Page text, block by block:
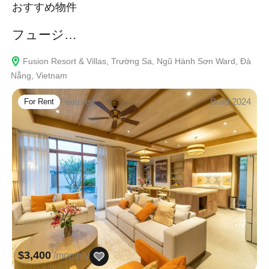
おすすめ物件
フュージ…
Fusion Resort & Villas, Trường Sa, Ngũ Hành Sơn Ward, Đà
Nẵng, Vietnam
For Rent Featured Build 2024
$3,400 /monthly